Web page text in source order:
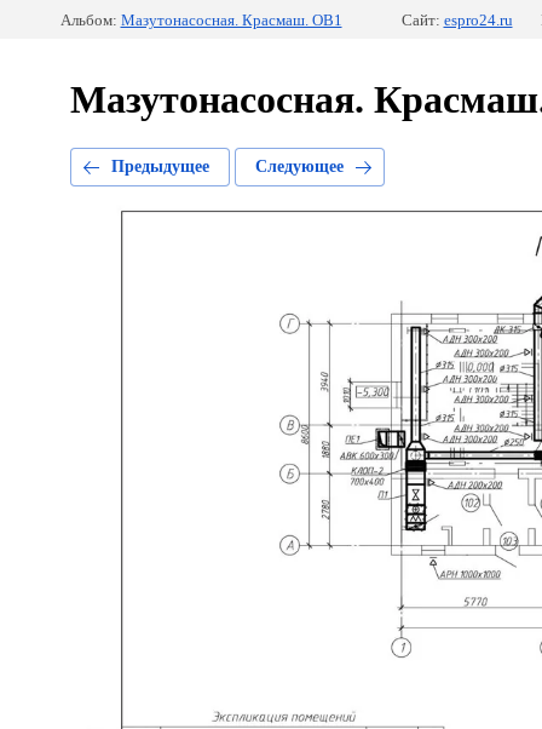
Альбом: Мазутонасосная. Красмаш. ОВ1 Сайт: espro24.ru
Мазутонасосная.
Предыдущее Следующее